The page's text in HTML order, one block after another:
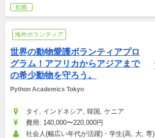
飢餓
海外ボランティア
世界の動物愛護ボランティアプロ
グラム！アフリカからアジアまで
の希少動物を守ろう。
Python Academics Tokyo
タイ, インドネシア, 韓国, ケニア
費用: 140,000〜220,000円
社会人(幅広い年代が活躍)・学生(高, 大, 専)